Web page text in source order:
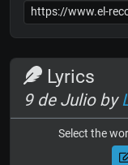
Lyrics
9 de Julio by
Select the